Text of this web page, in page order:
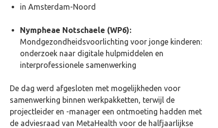
in Amsterdam-Noord
Nympheae Notschaele (WP6):
Mondgezondheidsvoorlichting voor jonge kinderen:
onderzoek naar digitale hulpmiddelen en
interprofessionele samenwerking
De dag werd afgesloten met mogelijkheden voor
samenwerking binnen werkpakketten, terwijl de
projectleider en -manager een ontmoeting hadden met
de adviesraad van MetaHealth voor de halfjaarlijkse